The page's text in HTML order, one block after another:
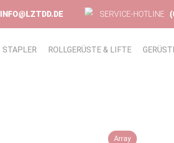
INFO@LZTDD.DE SERVICE-HOTLINE
STAPLER ROLLGERÜSTE & LIFTE
Array